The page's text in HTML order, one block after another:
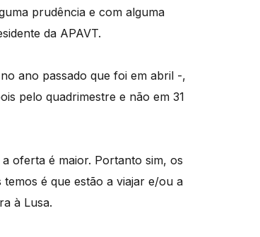
prudência e com alguma
da APAVT.
ano passado que foi em abril -,
pelo quadrimestre e não em 31
oferta é maior. Portanto sim, os
é que estão a viajar e/ou a
à Lusa.